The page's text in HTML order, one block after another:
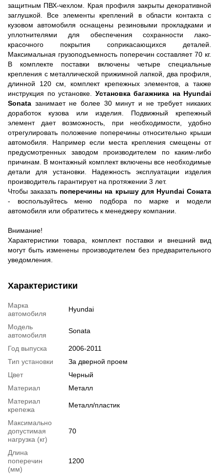
защитным ПВХ-чехлом. Края профиля закрыты декоративной
заглушкой. Все элементы креплений в области контакта с
кузовом автомобиля оснащены резиновыми прокладками и
уплотнителями для обеспечения сохранности лако-
красочного покрытия соприкасающихся деталей.
Максимальная грузоподъемность поперечин составляет 70 кг.
В комплекте поставки включены четыре специальные
крепления с металлической прижимной лапкой, два профиля,
длинной 120 см, комплект крепежных элементов, а также
инструкция по установке.
Установка багажника на Hyundai
Sоnata занимает не более 30 минут и не требует никаких
доработок кузова или изделия. Подвижный крепежный
элемент дает возможность, при необходимости, удобно
отрегулировать положение поперечины относительно крыши
автомобиля. Например если места крепления смещены от
предусмотренных заводом производителем по каким-либо
причинам. В монтажный комплект включены все необходимые
детали для установки. Надежность эксплуатации изделия
производитель гарантирует на протяжении 3 лет.
Чтобы заказать поперечины на крышу для Hyundai Соната
- воспользуйтесь меню подбора по марке и модели
автомобиля или обратитесь к менеджеру компании.
Внимание!
Характеристики товара, комплект поставки и внешний вид
могут быть изменены производителем без предварительного
уведомления.
Характеристики
Марка
автомобиля
Hyundai
Модель
автомобиля
Sonata
Год выпуска
2006-2011
Тип установки
За дверной проем
Цвет
Черный
Материал
Металл
Материал
крепежа
Металл/пластик
Максимально
допустимая
нагрузка (кг)
70
Длина
поперечин
(мм)
1200